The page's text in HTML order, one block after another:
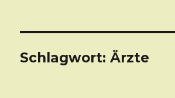
Schlagwort: Ärzte